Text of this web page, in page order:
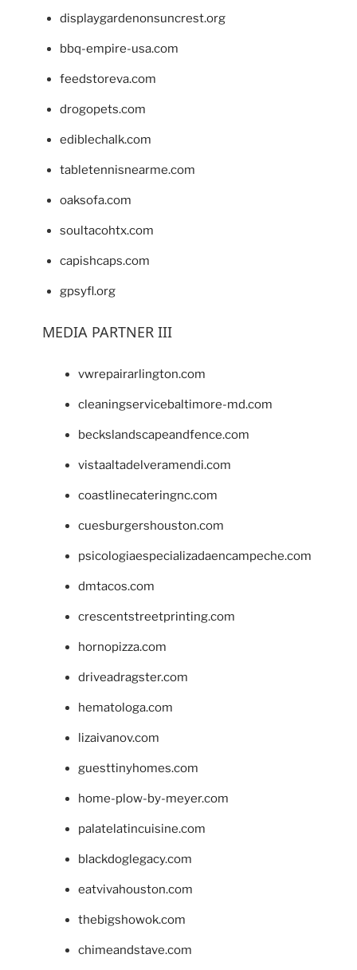
displaygardenonsuncrest.org
bbq-empire-usa.com
feedstoreva.com
drogopets.com
ediblechalk.com
tabletennisnearme.com
oaksofa.com
soultacohtx.com
capishcaps.com
gpsyfl.org
MEDIA PARTNER III
vwrepairarlington.com
cleaningservicebaltimore-md.com
beckslandscapeandfence.com
vistaaltadelveramendi.com
coastlinecateringnc.com
cuesburgershouston.com
psicologiaespecializadaencampeche.com
dmtacos.com
crescentstreetprinting.com
hornopizza.com
driveadragster.com
hematologa.com
lizaivanov.com
guesttinyhomes.com
home-plow-by-meyer.com
palatelatincuisine.com
blackdoglegacy.com
eatvivahouston.com
thebigshowok.com
chimeandstave.com